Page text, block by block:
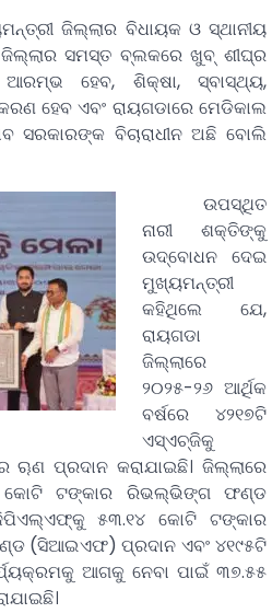
ଜିଲ୍ଲାର ବିଧାୟକ ଓ ସ୍ଥାନୀୟ
ଜିଲ୍ଲାର ସମସ୍ତ ବ୍ଲକରେ ଖୁବ୍ ଶୀଘ୍ର
ହେବ, ଶିକ୍ଷା, ସ୍ବାସ୍ଥ୍ୟ,
ହେବ ଏବଂ ରାୟଗଡାରେ ମେଡିକାଲ
ସରକାରଙ୍କ ବିଚାରାଧୀନ ଅଛି ବୋଲି
ଉପସ୍ଥିତ
ନାରୀ ଶକ୍ତିଙ୍କୁ
ଉଦ୍‌ବୋଧନ ଦେଇ
ମୁଖ୍ୟମନ୍ତ୍ରୀ
କହିଥିଲେ ଯେ,
ରାୟଗଡା
ଜିଲ୍ଲାରେ
୨୦୨୫-୨୬ ଆର୍ଥିକ
ବର୍ଷରେ ୪୨୧୭ଟି
ଏସ୍‌ଏଚ୍‌ଜିକୁ
ୠଣ ପ୍ରଦାନ କରାଯାଇଛି। ଜିଲ୍ଲାରେ
କୋଟି ଟଙ୍କାର ରିଭଲ୍‌ଭିଙ୍ଗ ଫଣ୍ଡ
୫୩.୧୪ କୋଟି ଟଙ୍କାର
(ସିଆଇଏଫ) ପ୍ରଦାନ ଏବଂ ୪୧୯୫ଟି
ଆଗକୁ ନେବା ପାଇଁ ୩୭.୫୫